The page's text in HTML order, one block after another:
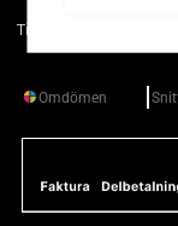
TikTok